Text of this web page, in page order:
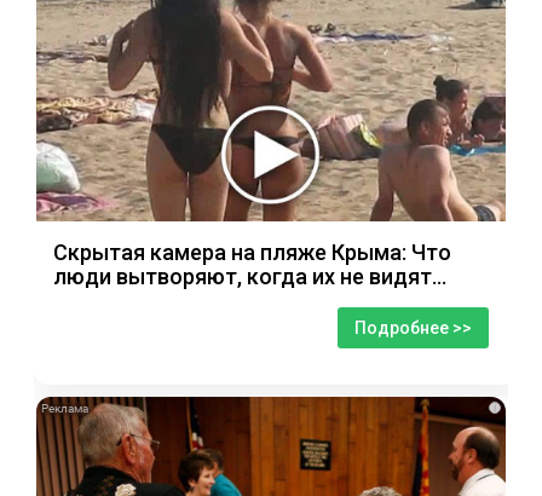
Скрытая камера на пляже Крыма: Что
люди вытворяют, когда их не видят...
Подробнее >>
i